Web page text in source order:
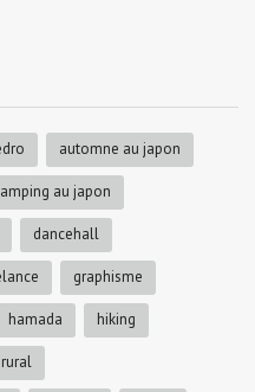
automne au japon
au japon
dancehall
graphisme
hamada hiking